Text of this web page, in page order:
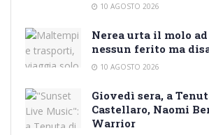
10 AGOSTO 2026
Nerea urta il molo
nessun ferito ma
10 AGOSTO 2026
Giovedì sera, a
Castellaro, Naomi
Warrior